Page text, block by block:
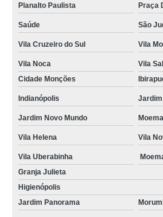
Planalto Paulista Praça
Saúde São
Vila Cruzeiro do Sul Vila
Vila Noca
Vila
Cidade Monções
Indianópolis
Jardim Novo Mundo Moema
Vila Helena Vila
Vila Uberabinha
Granja Julieta
Higienópolis
Jardim Panorama